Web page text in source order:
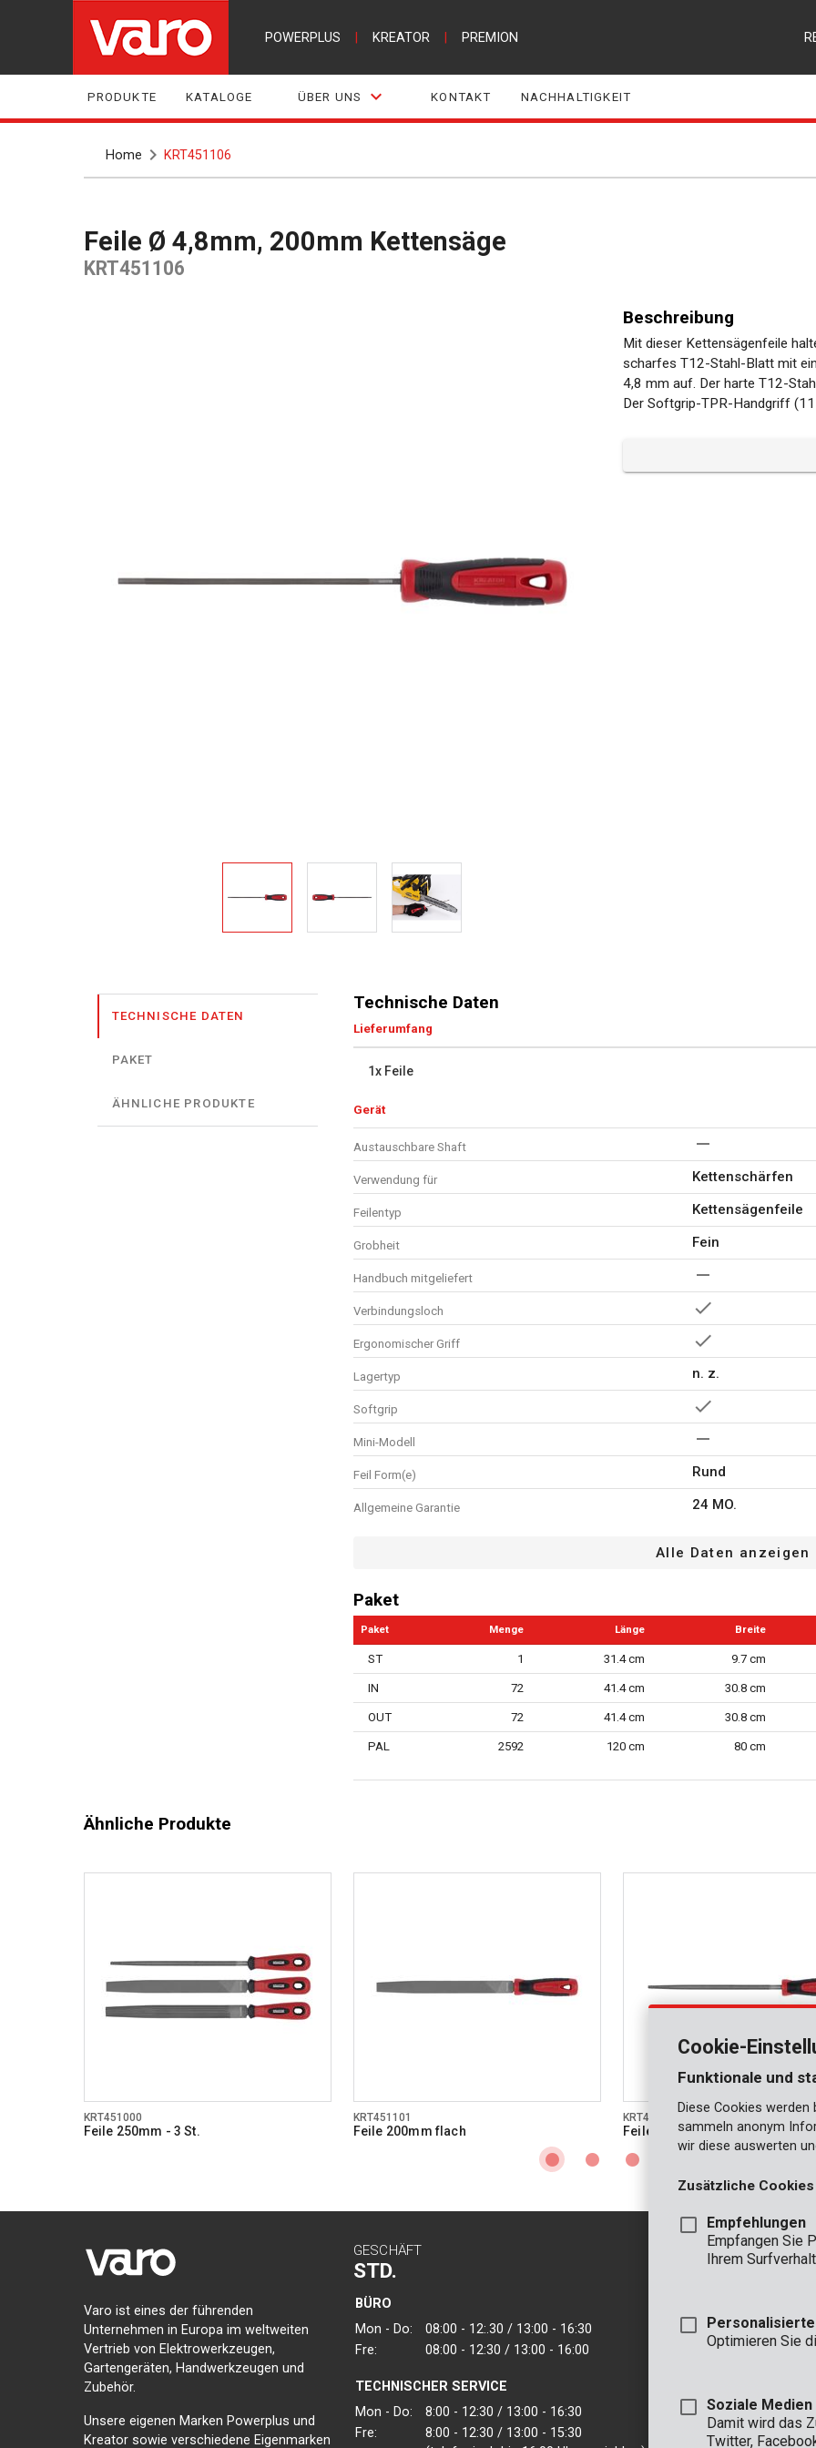
POWERPLUS KREATOR PREMION
PRODUKTE KATALOGE ÜBER UNS KONTAKT NACHHALTIGKEIT
Home KRT451106
Feile Ø 4,8mm, 200mm Kettensäge
KRT451106
Beschreibung
Mit dieser Kettensägenfeile
scharfes T12-Stahl-Blatt mit
4,8 mm auf. Der harte T12-
Der Softgrip-TPR-Handgriff
TECHNISCHE DATEN
PAKET
ÄHNLICHE PRODUKTE
Technische Daten
Lieferumfang
1x Feile
Gerät
Austauschbare Shaft
Verwendung für Kettenschärfen
Feilentyp Kettensägenfeile
Grobheit Fein
Handbuch mitgeliefert
Verbindungsloch
Ergonomischer Griff
Lagertyp n. z.
Softgrip
Mini-Modell
Feil Form(e) Rund
Allgemeine Garantie 24 MO.
Alle Daten anzeigen
Paket
Paket Menge Länge Breite
ST 1 31.4 cm 9.7 cm
IN 72 41.4 cm 30.8 cm
OUT 72 41.4 cm 30.8 cm
PAL 2592 120 cm 80 cm
Ähnliche Produkte
KRT451000
Feile 250mm - 3 St.
KRT451101
Feile 200mm flach
KRT451102
Feile 200mm rund
Varo ist eines der führenden
Unternehmen in Europa im weltweiten
Vertrieb von Elektrowerkzeugen,
Gartengeräten, Handwerkzeugen und
Zubehör.
Unsere eigenen Marken Powerplus und
Kreator sowie verschiedene Eigenmarken
GESCHÄFT
STD.
BÜRO
Mon - Do:
08:00 - 12:.30 / 13:00 - 16:30
Fre:
08:00 - 12:30 / 13:00 - 16:00
TECHNISCHER SERVICE
Mon - Do:
8:00 - 12:30 / 13:00 - 16:30
Fre:
8:00 - 12:30 / 13:00 - 15:30
KONTAKT
INFO
VARO - Vic. Van
Joseph Van
VARO IBERICA
Cookie-
Funktionale und
Diese Cookies
sammeln anonym
wir diese auswerten
Zusätzliche Cookies
Empfehlungen
Empfangen Sie
Ihrem
Personalisierte
Optimieren Sie
Soziale
Damit wird das
Twitter,